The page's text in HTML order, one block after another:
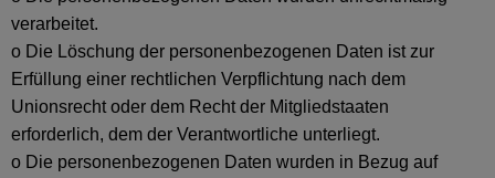
verarbeitet.
o Die Löschung der personenbezogenen Daten ist zur
Erfüllung einer rechtlichen Verpflichtung nach dem
Unionsrecht oder dem Recht der Mitgliedstaaten
erforderlich, dem der Verantwortliche unterliegt.
o Die personenbezogenen Daten wurden in Bezug auf